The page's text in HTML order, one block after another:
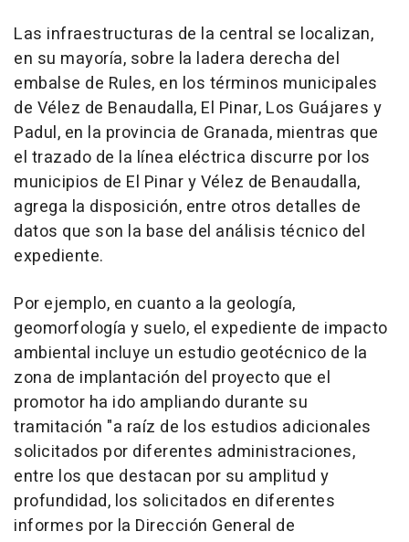
Las infraestructuras de la central se localizan,
en su mayoría, sobre la ladera derecha del
embalse de Rules, en los términos municipales
de Vélez de Benaudalla, El Pinar, Los Guájares y
Padul, en la provincia de Granada, mientras que
el trazado de la línea eléctrica discurre por los
municipios de El Pinar y Vélez de Benaudalla,
agrega la disposición, entre otros detalles de
datos que son la base del análisis técnico del
expediente.
Por ejemplo, en cuanto a la geología,
geomorfología y suelo, el expediente de impacto
ambiental incluye un estudio geotécnico de la
zona de implantación del proyecto que el
promotor ha ido ampliando durante su
tramitación "a raíz de los estudios adicionales
solicitados por diferentes administraciones,
entre los que destacan por su amplitud y
profundidad, los solicitados en diferentes
informes por la Dirección General de